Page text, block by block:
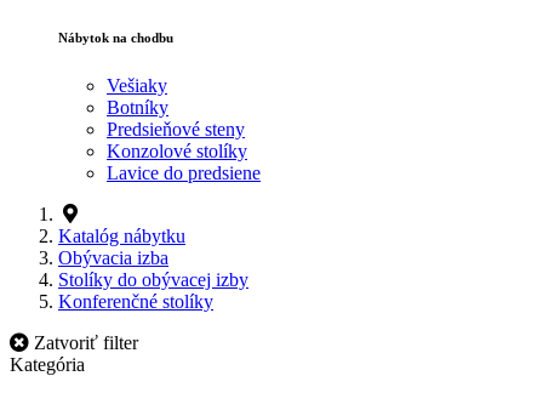
Nábytok na chodbu
Vešiaky
Botníky
Predsieňové steny
Konzolové stolíky
Lavice do predsiene
Katalóg nábytku
Obývacia izba
Stolíky do obývacej izby
Konferenčné stolíky
Zatvoriť filter
Kategória